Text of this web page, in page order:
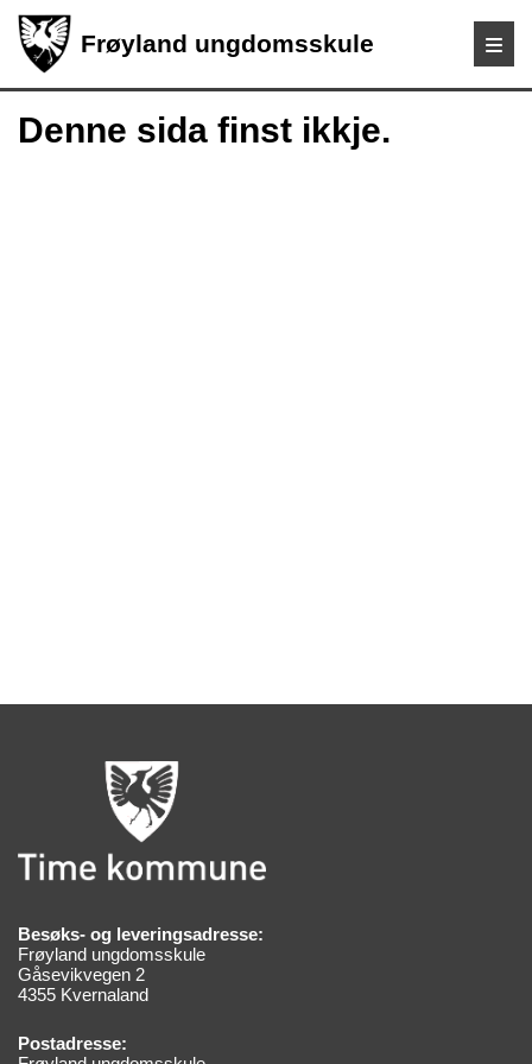
Frøyland ungdomsskule
Denne sida finst ikkje.
Besøks- og leveringsadresse:
Frøyland ungdomsskule
Gåsevikvegen 2
4355 Kvernaland
Postadresse: